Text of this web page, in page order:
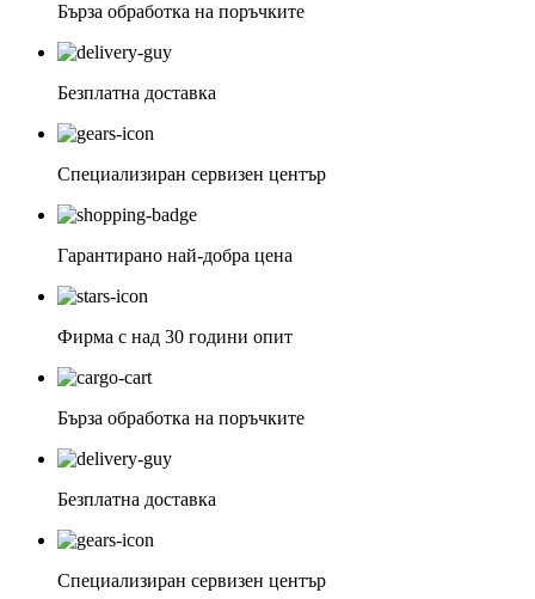
Бърза обработка на поръчките
Безплатна доставка
Специализиран сервизен център
Гарантирано най-добра цена
Фирма с над 30 години опит
Бърза обработка на поръчките
Безплатна доставка
Специализиран сервизен център